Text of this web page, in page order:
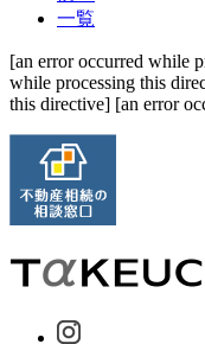
一覧
[an error occurred while
while processing this
this directive] [an error